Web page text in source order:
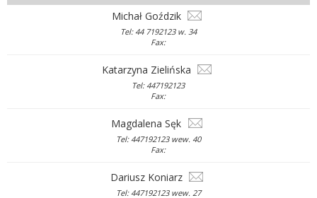
Michał Goździk
Tel: 44 7192123 w. 34
Fax:
Katarzyna Zielińska
Tel: 447192123
Fax:
Magdalena Sęk
Tel: 447192123 wew. 40
Fax:
Dariusz Koniarz
Tel: 447192123 wew. 27